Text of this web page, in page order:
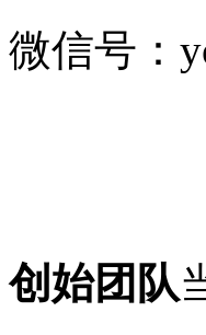
微信号：
创始团队